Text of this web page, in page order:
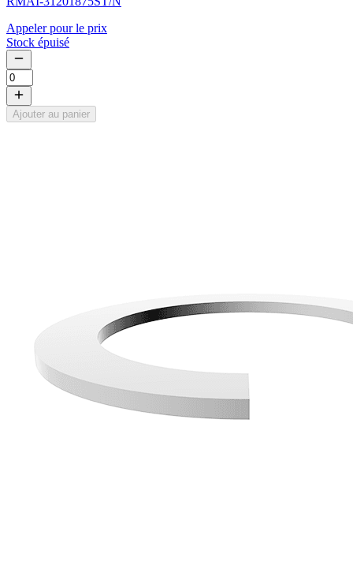
Appeler pour le prix
Stock épuisé
Ajouter au panier